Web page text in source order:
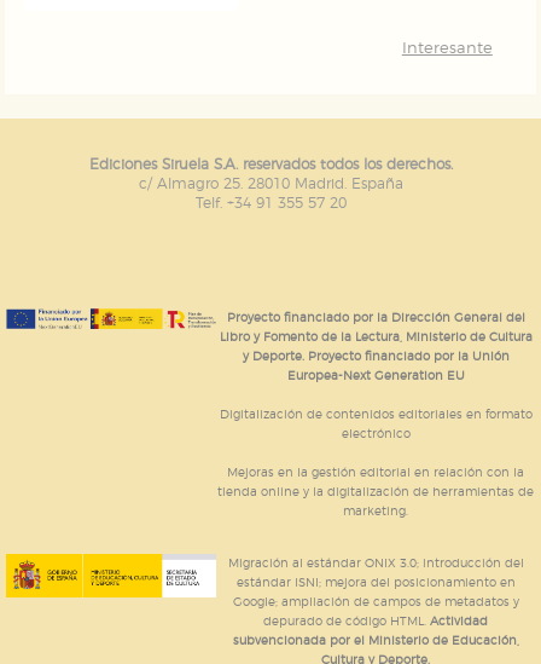
Interesante
Ediciones Siruela S.A. reservados todos los derechos.
c/ Almagro 25. 28010 Madrid. España
Telf. +34 91 355 57 20
Proyecto financiado por la Dirección General del
Libro y Fomento de la Lectura, Ministerio de Cultura
y Deporte. Proyecto financiado por la Unión
Europea-Next Generation EU
Digitalización de contenidos editoriales en formato
electrónico
Mejoras en la gestión editorial en relación con la
tienda online y la digitalización de herramientas de
marketing.
Migración al estándar ONIX 3.0; introducción del
estándar ISNI; mejora del posicionamiento en
Google; ampliación de campos de metadatos y
depurado de código HTML.Actividad
subvencionada por el Ministerio de Educación,
Cultura y Deporte.